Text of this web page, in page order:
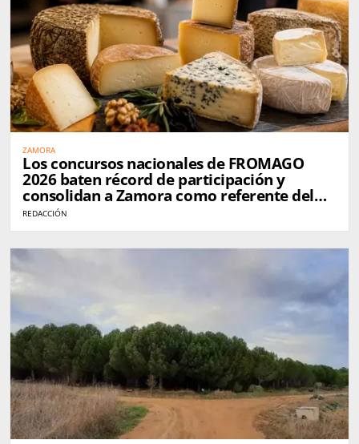
ZAMORA
Los concursos nacionales de FROMAGO
2026 baten récord de participación y
consolidan a Zamora como referente del
queso en España
REDACCIÓN